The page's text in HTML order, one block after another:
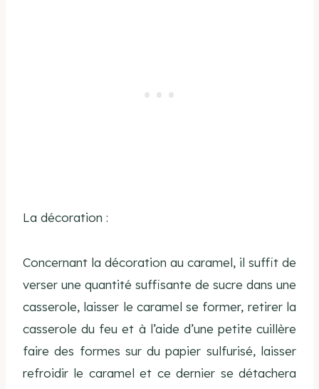
La décoration :
Concernant la décoration au caramel, il suffit de
verser une quantité suffisante de sucre dans une
casserole, laisser le caramel se former, retirer la
casserole du feu et à l’aide d’une petite cuillère
faire des formes sur du papier sulfurisé, laisser
refroidir le caramel et ce dernier se détachera